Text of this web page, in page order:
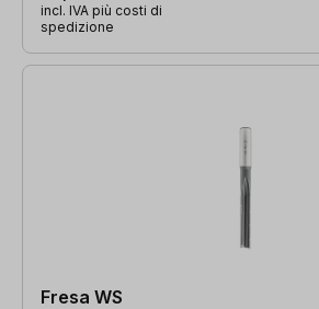
incl. IVA più costi di
spedizione
Fresa WS